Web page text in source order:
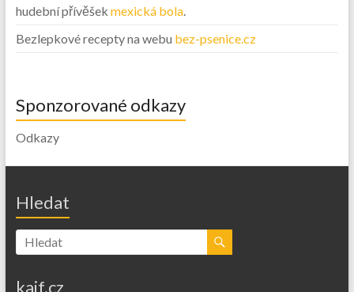
hudební přívěšek mexická bola.
Bezlepkové recepty na webu bez-psenice.cz
Sponzorované odkazy
Odkazy
Hledat
kajf.cz